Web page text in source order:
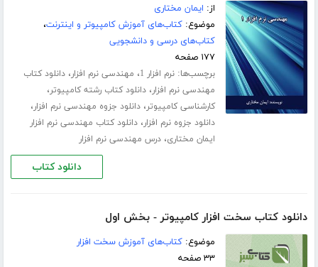
از: ایمان مختاری
موضوع:کتاب‌های آموزش کامپیوتر و اینترنت،
کتاب‌های درسی و دانشجویی
۱۷۷ صفحه
برچسب‌ها:نرم افزار 1 ، مهندسی نرم افزار،دانلود کتاب
مهندسی نرم افزار،دانلود کتاب رشته کامپیوتر،
کارشناسی کامپیوتر،دانلود جزوه مهندسی نرم افزار،
دانلود جزوه نرم افزار،دانلود کتاب مهندسی نرم افزار
ایمان مختاری،درس مهندسی نرم افزار
دانلود کتاب
دانلود کتاب سخت افزار کامپیوتر - بخش اول
موضوع:کتاب‌های آموزش سخت افزار
۳۳ صفحه